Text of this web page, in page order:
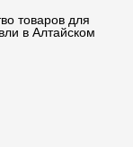
товаров для
в Алтайском